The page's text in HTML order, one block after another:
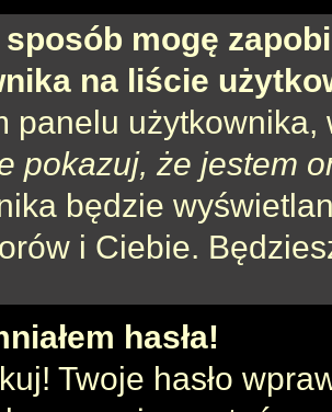
sposób mogę
na liście
panelu użytkownika,
pokazuj, że jestem
będzie
i Ciebie.
hasła!
Twoje hasło